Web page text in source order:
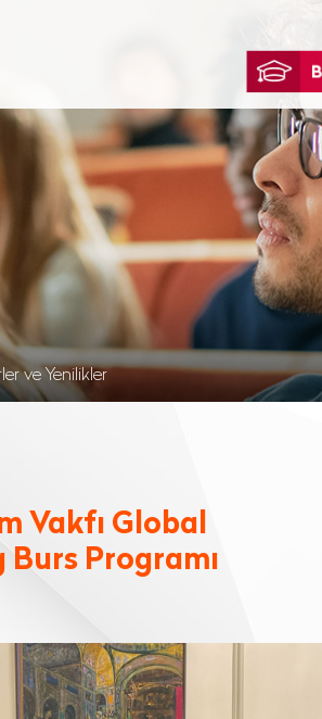
ve Yenilikler
Vakfı Global
Burs Programı